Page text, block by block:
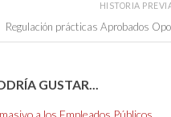
HISTORIA
Regulación prácticas Aprobados
GUSTAR...